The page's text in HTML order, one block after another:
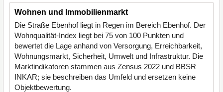
Wohnen und Immobilienmarkt
Die Straße Ebenhof liegt in Regen im Bereich Ebenhof. Der
Wohnqualität-Index liegt bei 75 von 100 Punkten und
bewertet die Lage anhand von Versorgung, Erreichbarkeit,
Wohnungsmarkt, Sicherheit, Umwelt und Infrastruktur. Die
Marktindikatoren stammen aus Zensus 2022 und BBSR
INKAR; sie beschreiben das Umfeld und ersetzen keine
Objektbewertung.